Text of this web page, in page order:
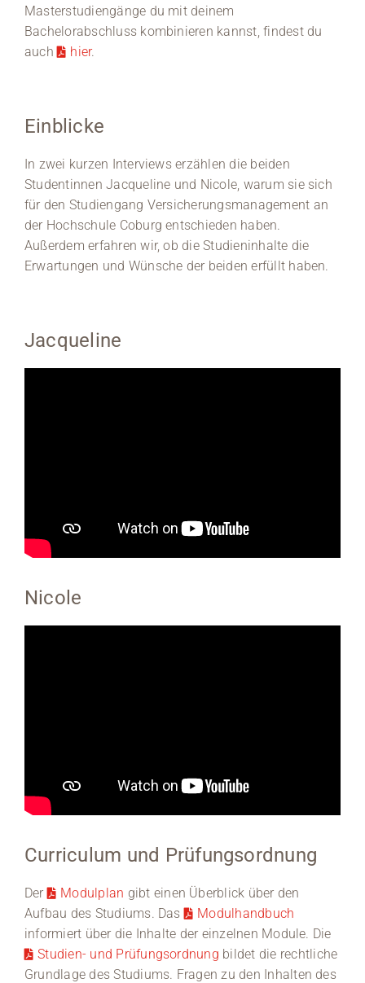
Masterstudiengänge du mit deinem
Bachelorabschluss kombinieren kannst, findest du
auch
hier.
Einblicke
In zwei kurzen Interviews erzählen die beiden
Studentinnen Jacqueline und Nicole, warum sie sich
für den Studiengang Versicherungsmanagement an
der Hochschule Coburg entschieden haben.
Außerdem erfahren wir, ob die Studieninhalte die
Erwartungen und Wünsche der beiden erfüllt haben.
Jacqueline
Nicole
Curriculum und Prüfungsordnung
Der Modulplan gibt einen Überblick über den
Aufbau des Studiums. Das
Modulhandbuch
informiert über die Inhalte der einzelnen Module. Die
Studien- und Prüfungsordnung bildet die rechtliche
Grundlage des Studiums. Fragen zu den Inhalten des